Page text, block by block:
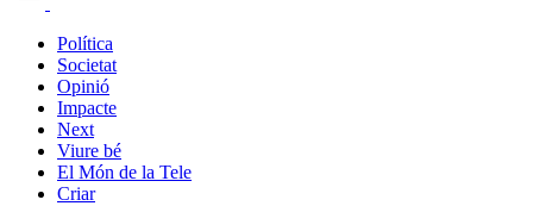
Política
Societat
Opinió
Impacte
Next
Viure bé
El Món de la Tele
Criar